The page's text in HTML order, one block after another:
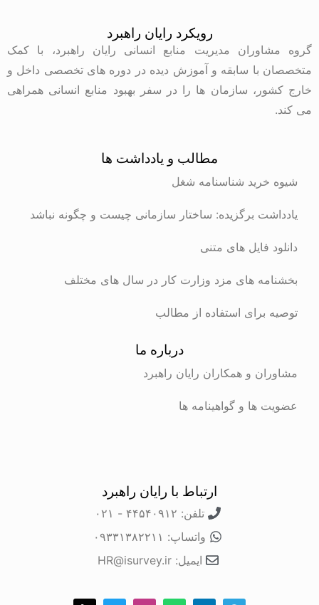
رویکرد رایان راهبرد
مشاوران مدیریت منابع انسانی رایان راهبرد، با کمک
با سابقه و آموزش دیده در دوره های تخصصی داخل و
کشور، سازمان ها را در سفر بهبود منابع انسانی همراهی
مطالب و یادداشت ها
شیوه خرید شناسنامه شغل
یادداشت برگزیده: ساختار سازمانی چیست و چگونه نباشد
دانلود فایل های متنی
بخشنامه های مزد وزارت کار در سال های مختلف
توصیه برای استفاده از مطالب
درباره ما
مشاوران و همکاران رایان راهبرد
عضویت ها و گواهینامه ها
ارتباط با رایان راهبرد
تلفن: ۴۴۵۴۰۹۱۲ - ۰۲۱
واتساپ: ۰۹۳۳۱۳۸۲۲۱۱
ایمیل: HR@isurvey.ir